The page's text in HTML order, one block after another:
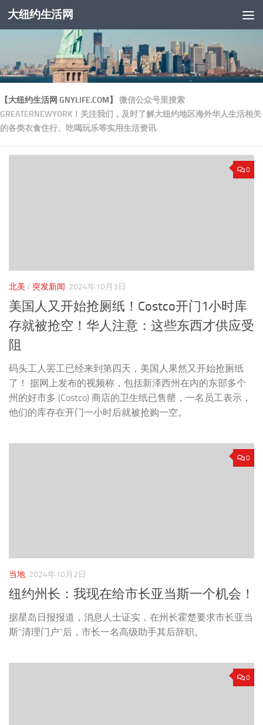
跳至内容
大纽约生活网
【大纽约生活网 GNYLIFE.COM】 微信公众号里搜索
GREATERNEWYORK！关注我们，及时了解大纽约地区海外华人生活相关
的各类衣食住行、吃喝玩乐等实用生活资讯
0
北美 / 突发新闻 2024年10月3日
美国人又开始抢厕纸！Costco开门1小时库
存就被抢空！华人注意：这些东西才供应受
阻
码头工人罢工已经来到第四天，美国人果然又开始抢厕纸
了！ 据网上发布的视频称，包括新泽西州在内的东部多个
州的好市多 (Costco) 商店的卫生纸已售罄，一名员工表示，
他们的库存在开门一小时后就被抢购一空。
0
当地 2024年10月2日
纽约州长：我现在给市长亚当斯一个机会！
据星岛日报报道，消息人士证实，在州长霍楚要求市长亚当
斯“清理门户”后，市长一名高级助手其后辞职。
0